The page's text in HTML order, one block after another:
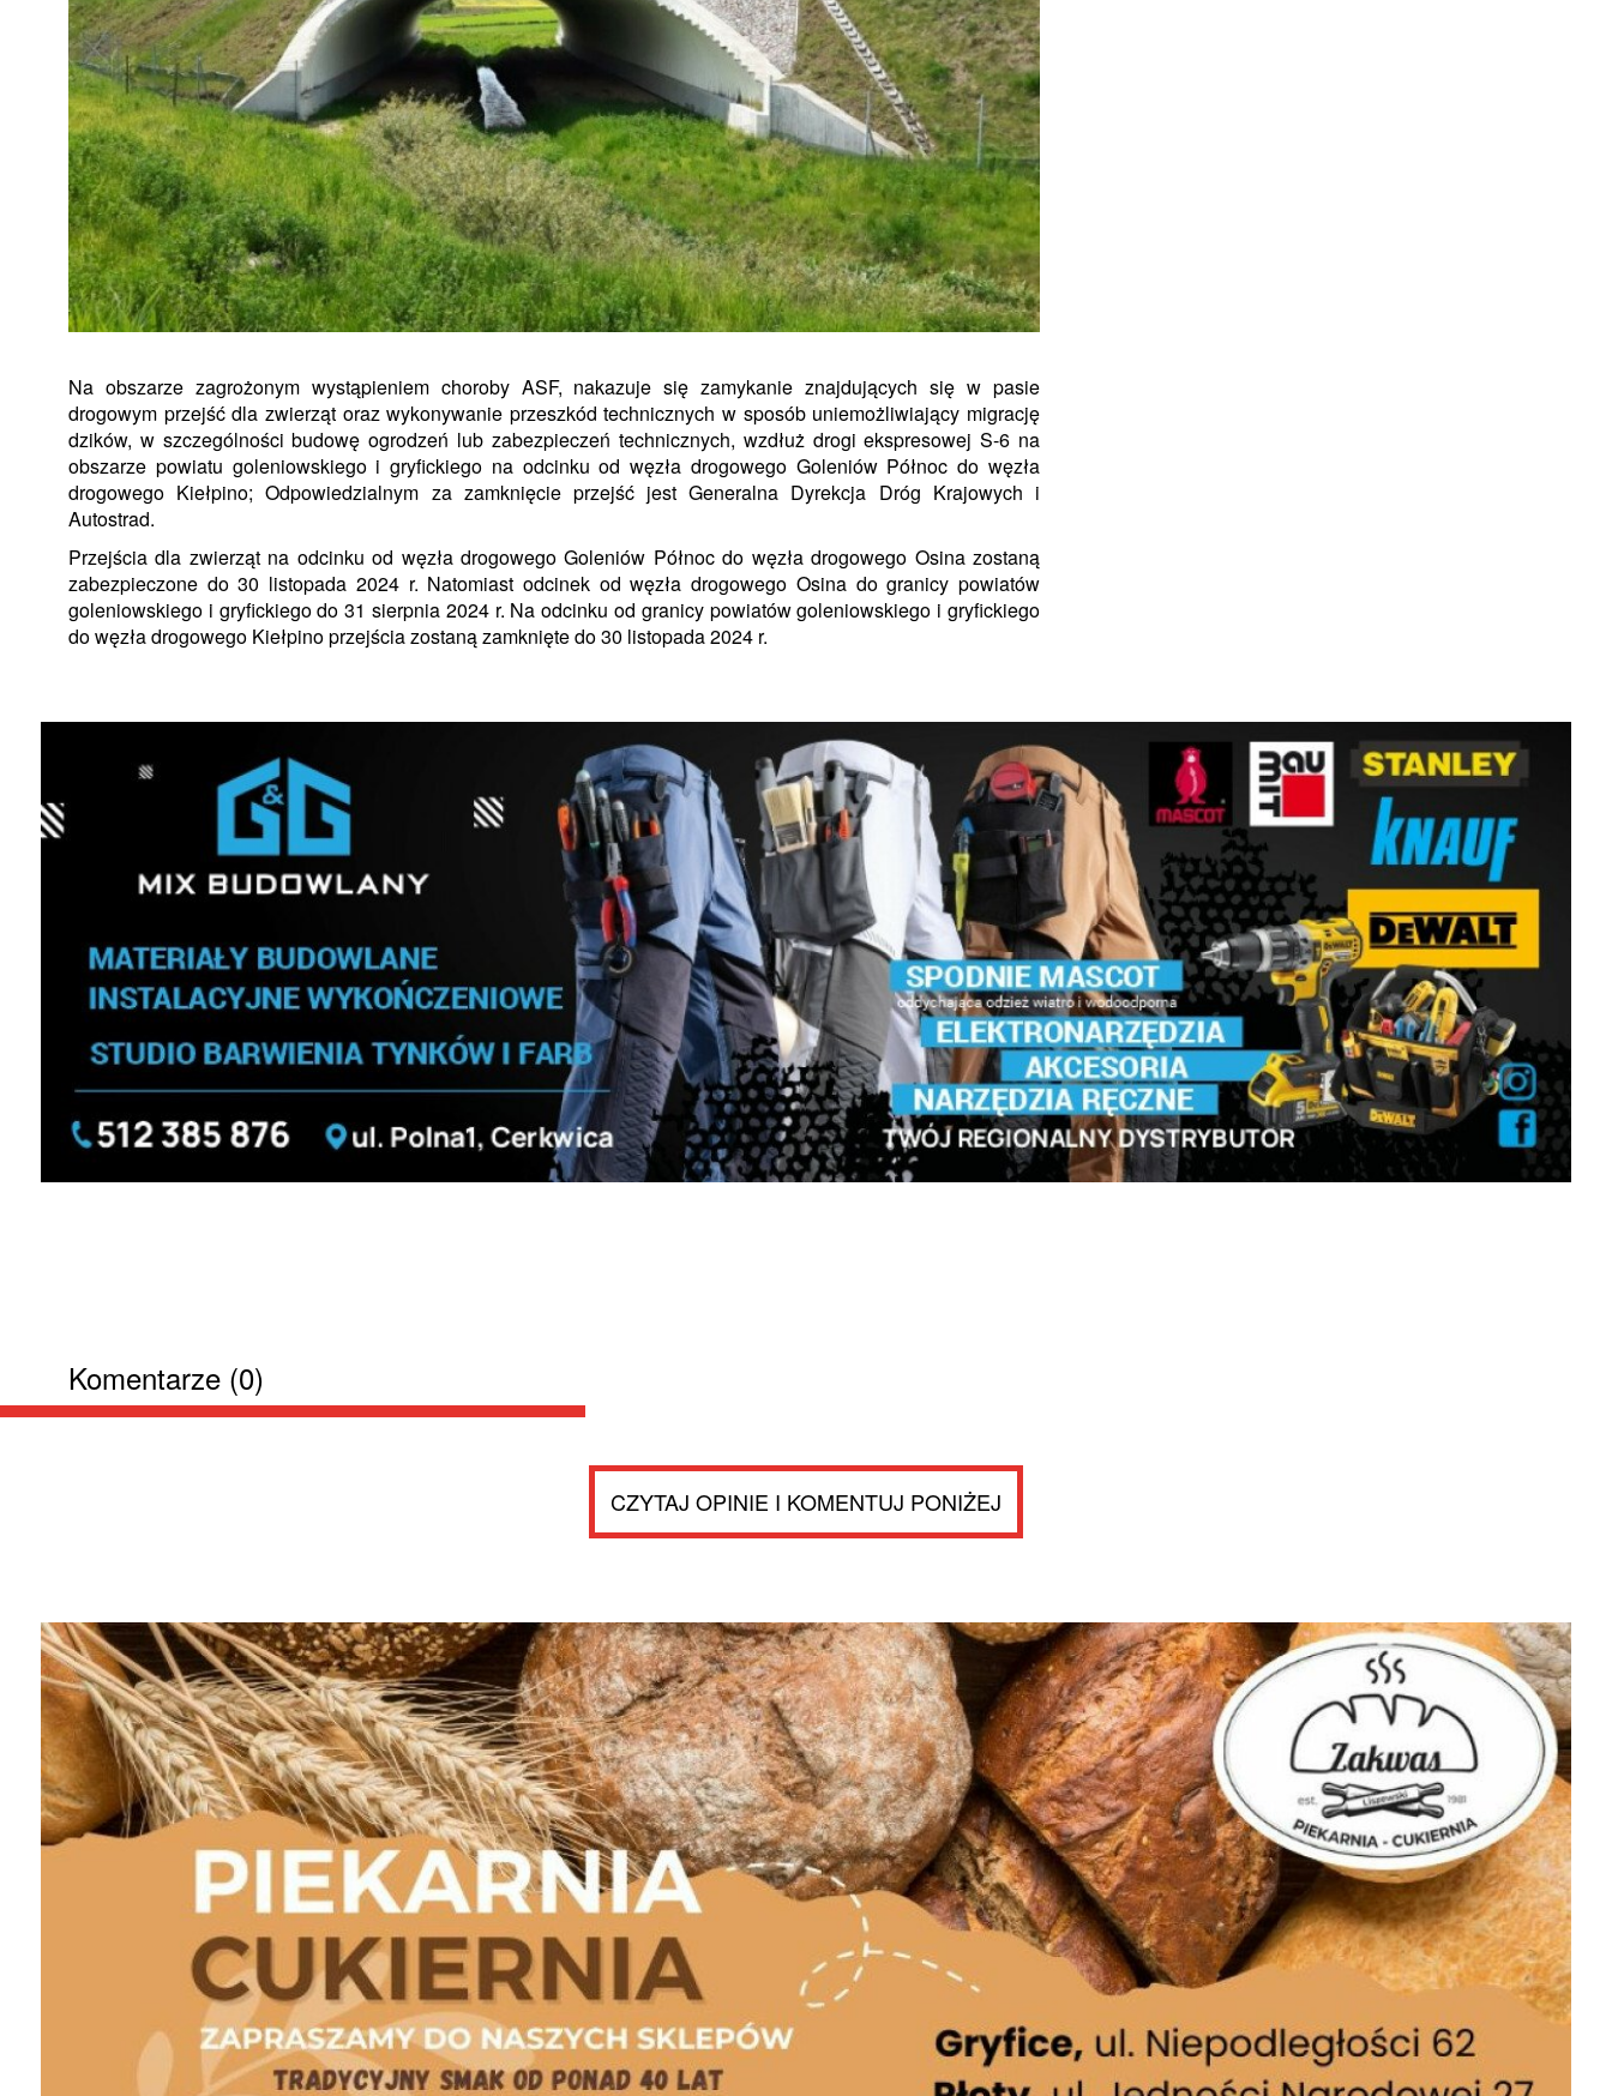
Na obszarze zagrożonym wystąpieniem choroby ASF, nakazuje się zamykanie znajdujących się w pasie
drogowym przejść dla zwierząt oraz wykonywanie przeszkód technicznych w sposób uniemożliwiający migrację
dzików, w szczególności budowę ogrodzeń lub zabezpieczeń technicznych, wzdłuż drogi ekspresowej S-6 na
obszarze powiatu goleniowskiego i gryfickiego na odcinku od węzła drogowego Goleniów Północ do węzła
drogowego Kiełpino; Odpowiedzialnym za zamknięcie przejść jest Generalna Dyrekcja Dróg Krajowych i
Autostrad.
Przejścia dla zwierząt na odcinku od węzła drogowego Goleniów Północ do węzła drogowego Osina zostaną
zabezpieczone do 30 listopada 2024 r. Natomiast odcinek od węzła drogowego Osina do granicy powiatów
goleniowskiego i gryfickiego do 31 sierpnia 2024 r. Na odcinku od granicy powiatów goleniowskiego i gryfickiego
do węzła drogowego Kiełpino przejścia zostaną zamknięte do 30 listopada 2024 r.
Komentarze (0)
CZYTAJ OPINIE I KOMENTUJ PONIŻEJ